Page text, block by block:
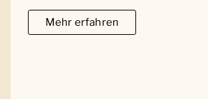
Mehr erfahren